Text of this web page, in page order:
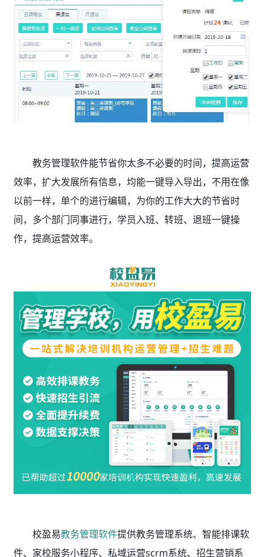
教务管理软件能节省你太多不必要的时间，提高运营
效率，扩大发展所有信息，均能一键导入导出，不用在像
以前一样，单个的进行编辑，为你的工作大大的节省时
间，多个部门同事进行，学员入班、转班、退班一键操
作，提高运营效率。
校盈易教务管理软件提供教务管理系统、智能排课软
件、家校服务小程序、私域运营scrm系统、招生营销系